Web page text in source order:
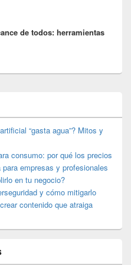
de todos: herramientas
“gasta agua”? Mitos y
consumo: por qué los precios
empresas y profesionales
en tu negocio?
y cómo mitigarlo
contenido que atraiga